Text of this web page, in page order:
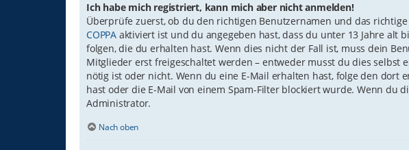
Ich habe mich registriert, kann mich aber nicht anmelden!
Überprüfe zuerst, ob du den richtigen Benutzernamen und das
COPPA aktiviert ist und du angegeben hast, dass du unter 13 Jahre alt
folgen, die du erhalten hast. Wenn dies nicht der Fall ist, muss dein
Mitglieder erst freigeschaltet werden – entweder musst du dies
nötig ist oder nicht. Wenn du eine E-Mail erhalten hast, folge den dort
hast oder die E-Mail von einem Spam-Filter blockiert wurde. Wenn du
Administrator.
Nach oben